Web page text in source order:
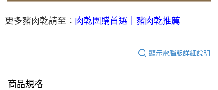
更多豬肉乾請至： 肉乾團購首選｜豬肉乾推薦
顯示電腦版詳細說明
商品規格